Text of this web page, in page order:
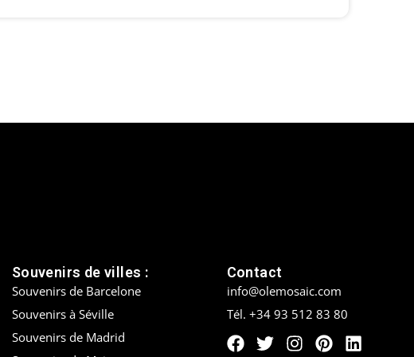
Souvenirs de villes :
Souvenirs de Barcelone
Souvenirs à Séville
Souvenirs de Madrid
Contact
info@olemosaic.com
Tél. +34 93 512 83 80